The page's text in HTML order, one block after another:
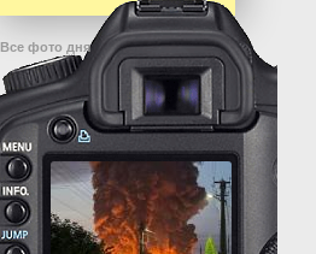
Все фото дня